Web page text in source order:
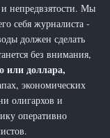
непредвзятости. Мы
себя журналиста -
должен сделать
без внимания,
или доллара,
экономических
олигархов и
оперативно